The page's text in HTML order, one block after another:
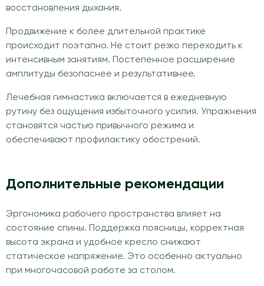
восстановления дыхания.
Продвижение к более длительной практике
происходит поэтапно. Не стоит резко переходить к
интенсивным занятиям. Постепенное расширение
амплитуды безопаснее и результативнее.
Лечебная гимнастика включается в ежедневную
рутину без ощущения избыточного усилия. Упражнения
становятся частью привычного режима и
обеспечивают профилактику обострений.
Дополнительные рекомендации
Эргономика рабочего пространства влияет на
состояние спины. Поддержка поясницы, корректная
высота экрана и удобное кресло снижают
статическое напряжение. Это особенно актуально
при многочасовой работе за столом.